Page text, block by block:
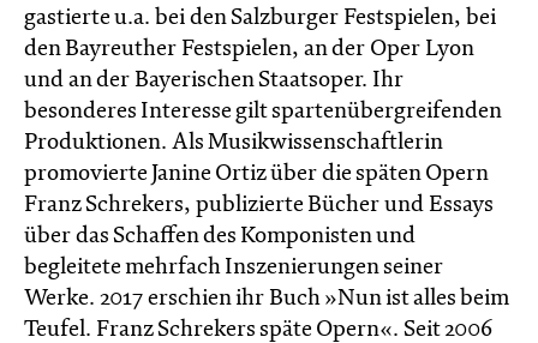
gastierte u.a. bei den Salzburger Festspielen, bei
den Bayreuther Festspielen, an der Oper Lyon
und an der Bayerischen Staatsoper. Ihr
besonderes Interesse gilt spartenübergreifenden
Produktionen. Als Musikwissenschaftlerin
promovierte Janine Ortiz über die späten Opern
Franz Schrekers, publizierte Bücher und Essays
über das Schaffen des Komponisten und
begleitete mehrfach Inszenierungen seiner
Werke. 2017 erschien ihr Buch »Nun ist alles beim
Teufel. Franz Schrekers späte Opern«. Seit 2006